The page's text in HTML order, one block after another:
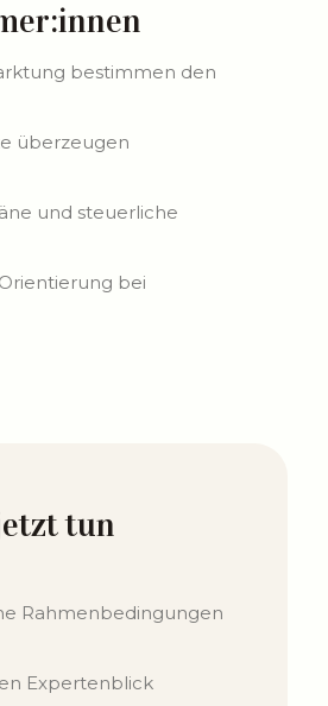
bestimmen den
überzeugen
und steuerliche
bei
tun
Rahmenbedingungen
Expertenblick